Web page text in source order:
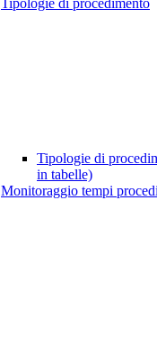
Tipologie di procedimento
Tipologie di
in tabelle)
Monitoraggio tempi